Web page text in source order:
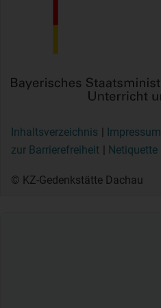
Inhaltsverzeichnis Impressum
zur Barrierefreiheit
Netiquette
© KZ-Gedenkstätte Dachau